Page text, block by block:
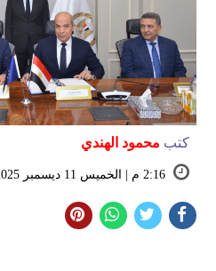
كتب محمود الهندي
2:16 م | الخميس 11 ديسمبر 2025